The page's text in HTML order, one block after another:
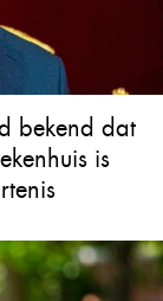
bekend dat
is